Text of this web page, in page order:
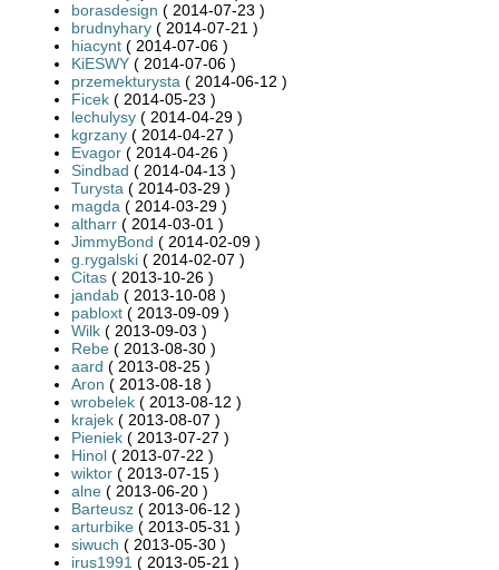
borasdesign ( 2014-07-23 )
brudnyhary ( 2014-07-21 )
hiacynt ( 2014-07-06 )
KiESWY ( 2014-07-06 )
przemekturysta ( 2014-06-12 )
Ficek ( 2014-05-23 )
lechulysy ( 2014-04-29 )
kgrzany ( 2014-04-27 )
Evagor ( 2014-04-26 )
Sindbad ( 2014-04-13 )
Turysta ( 2014-03-29 )
magda ( 2014-03-29 )
altharr ( 2014-03-01 )
JimmyBond ( 2014-02-09 )
g.rygalski ( 2014-02-07 )
Citas ( 2013-10-26 )
jandab ( 2013-10-08 )
pabloxt ( 2013-09-09 )
Wilk ( 2013-09-03 )
Rebe ( 2013-08-30 )
aard ( 2013-08-25 )
Aron ( 2013-08-18 )
wrobelek ( 2013-08-12 )
krajek ( 2013-08-07 )
Pieniek ( 2013-07-27 )
Hinol ( 2013-07-22 )
wiktor ( 2013-07-15 )
alne ( 2013-06-20 )
Barteusz ( 2013-06-12 )
arturbike ( 2013-05-31 )
siwuch ( 2013-05-30 )
irus1991 ( 2013-05-21 )